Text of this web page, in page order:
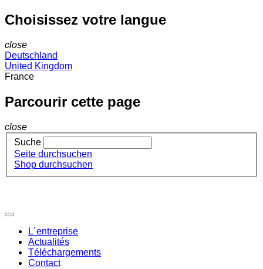
Choisissez votre langue
close
Deutschland
United Kingdom
France
Parcourir cette page
close
Suche
Seite durchsuchen
Shop durchsuchen
L´entreprise
Actualités
Téléchargements
Contact